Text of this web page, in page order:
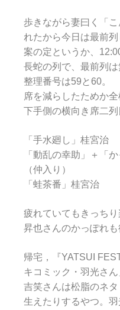
歩きながら妻曰く「
れたから今日は最前列
案の定というか、
長蛇の列で、最前列は
整理番号は59と60。
席を減らしたためか全
下手側の横向き席二列
「手水廻し」桂宮治
「動乱の幸助」＋「
（仲入り）
「蛙茶番」桂宮治
疲れていてもきっちり
昇也さんのかっぽれも
帰宅，『YATSUI
キコミック・羽光さん
吉笑さんは松脂のネ
生えたりするやつ。